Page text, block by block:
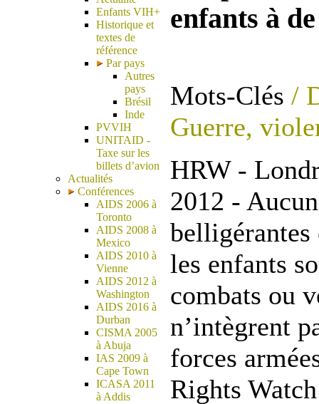
Enfants VIH+
Historique et
textes de
référence
Par pays
Autres
pays
Brésil
Inde
PVVIH
UNITAID -
Taxe sur les
billets d’avion
Actualités
Conférences
AIDS 2006 à
Toronto
AIDS 2008 à
Mexico
AIDS 2010 à
Vienne
AIDS 2012 à
Washington
AIDS 2016 à
Durban
CISMA 2005
à Abuja
IAS 2009 à
Cape Town
ICASA 2011
à Addis
enfants à
Mots-Clés /
Guerre,
HRW -
2012 -
belligérantes
les enfants
combats ou
n’intègrent
forces
Rights